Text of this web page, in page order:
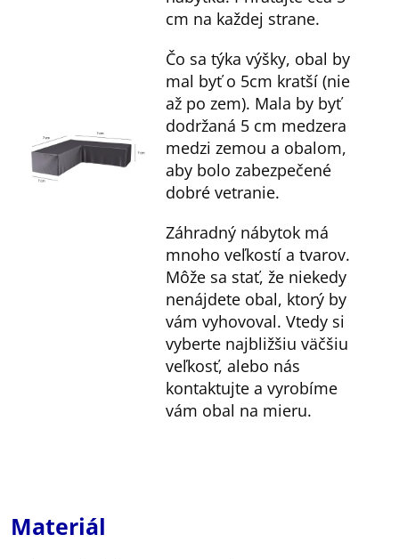
cm na každej strane.
Čo sa týka výšky, obal by
mal byť o 5cm kratší (nie
až po zem). Mala by byť
dodržaná 5 cm medzera
medzi zemou a obalom,
aby bolo zabezpečené
dobré vetranie.
Záhradný nábytok má
mnoho veľkostí a tvarov.
Môže sa stať, že niekedy
nenájdete obal, ktorý by
vám vyhovoval. Vtedy si
vyberte najbližšiu väčšiu
veľkosť, alebo nás
kontaktujte a vyrobíme
vám obal na mieru.
Materiál